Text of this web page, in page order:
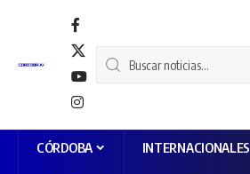
CÓRDOBA INTERNACIONALES